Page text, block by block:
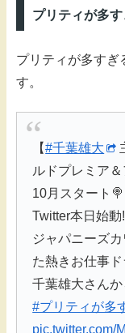
プリティが多
プリティが多すぎ
す。
【#千葉雄大
ルドプレミア
10月スタート
Twitter本日始動
ジャパニーズ
た熱きお仕事
千葉雄大さん
#プリティが多
pic.twitter.com/